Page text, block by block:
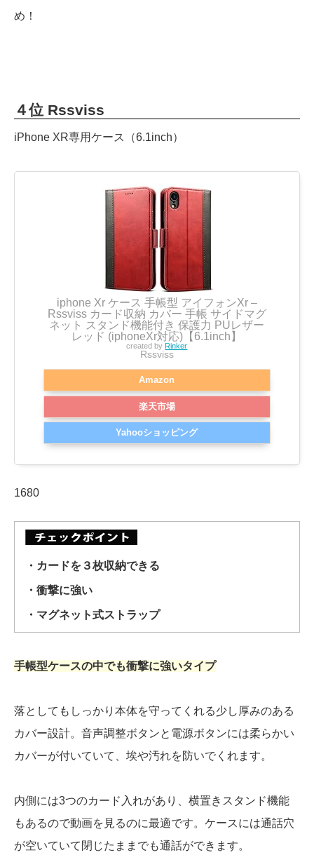
め！
４位 Rssviss
iPhone XR専用ケース（6.1inch）
iphone Xr ケース 手帳型 アイフォンXr –
Rssviss カード収納 カバー 手帳 サイドマグ
ネット スタンド機能付き 保護力 PUレザー
レッド (iphoneXr対応)【6.1inch】
created byRinker
Rssviss
Amazon
楽天市場
Yahooショッピング
1680
・カードを３枚収納できる
・衝撃に強い
・マグネット式ストラップ
手帳型ケースの中でも衝撃に強いタイプ
落としてもしっかり本体を守ってくれる少し厚みのある
カバー設計。音声調整ボタンと電源ボタンには柔らかい
カバーが付いていて、埃や汚れを防いでくれます。
内側には3つのカード入れがあり、横置きスタンド機能
もあるので動画を見るのに最適です。ケースには通話穴
が空いていて閉じたままでも通話ができます。